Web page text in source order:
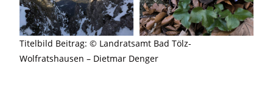
Titelbild Beitrag: © Landratsamt Bad Tölz-
Wolfratshausen – Dietmar Denger